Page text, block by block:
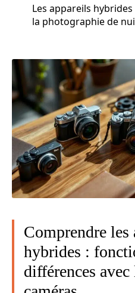
Les appareils
la photographie de
Comprendre
hybrides :
différences